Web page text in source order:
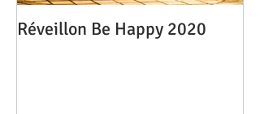
Réveillon Be Happy 2020